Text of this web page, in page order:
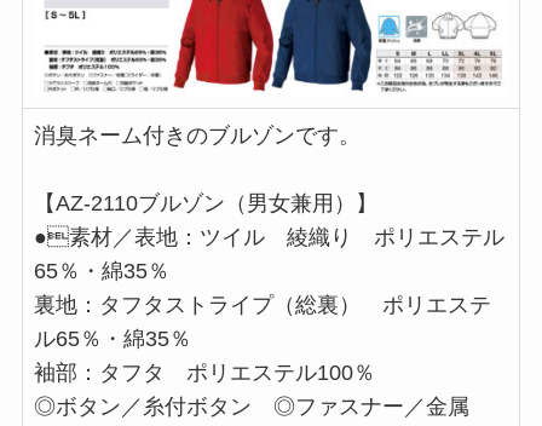
消臭ネーム付きのブルゾンです。
【AZ-2110ブルゾン（男女兼用）】
●素材／表地：ツイル 綾織り ポリエステル
65％・綿35％
裏地：タフタストライプ（総裏） ポリエステ
ル65％・綿35％
袖部：タフタ ポリエステル100％
◎ボタン／糸付ボタン ◎ファスナー／金属